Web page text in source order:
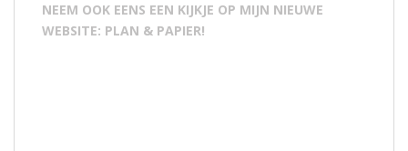
NEEM OOK EENS EEN KIJKJE OP MIJN NIEUWE
WEBSITE: PLAN & PAPIER!